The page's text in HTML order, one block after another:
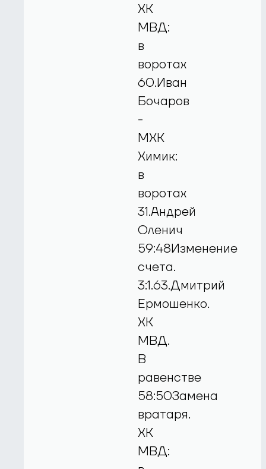
ХК
МВД:
в
воротах
60.Иван
Бочаров
-
МХК
Химик:
в
воротах
31.Андрей
Оленич
59:48Изменение
счета.
3:1.63.Дмитрий
Ермошенко.
ХК
МВД.
В
равенстве
58:50Замена
вратаря.
ХК
МВД: